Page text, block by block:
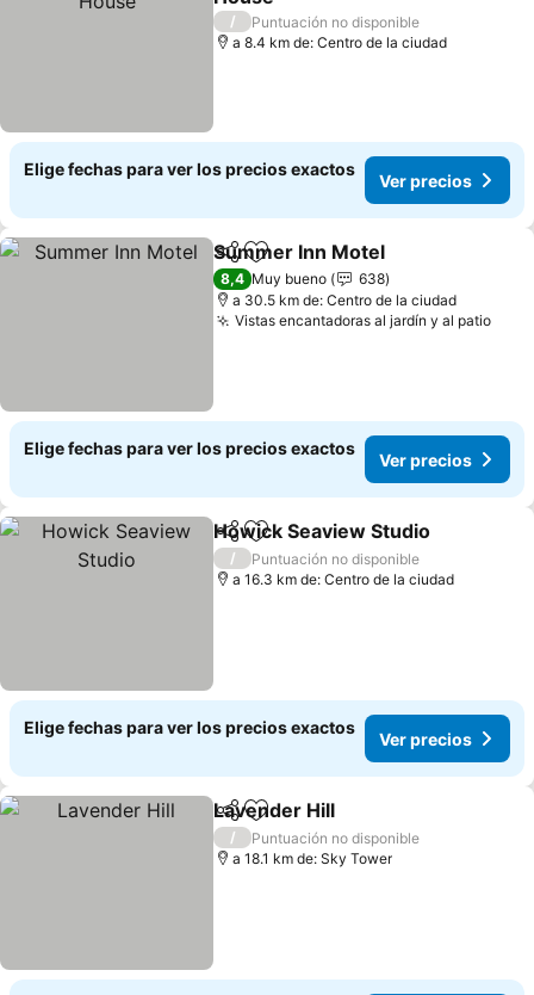
Ver precios
/
Puntuación no disponible
a 8.4 km de: Centro de la ciudad
Elige fechas para ver los precios exactos
Ver precios
CompartirAgregar a favoritos
Summer Inn Motel
8,4 Muy bueno
638
a 30.5 km de: Centro de la ciudad
Vistas encantadoras al jardín y al patioVer
Elige fechas para ver los precios exactos
Ver precios
CompartirAgregar a favoritos
Howick Seaview Studio
/
Puntuación no disponible
a 16.3 km de: Centro de la ciudad
Elige fechas para ver los precios exactos
Ver precios
CompartirAgregar a favoritos
Lavender Hill
/
Puntuación no disponible
a 18.1 km de: Sky Tower